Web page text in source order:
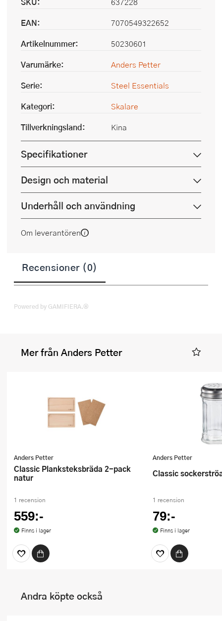
EAN:
7070549322652
Artikelnummer:
50230601
Varumärke:
Anders Petter
Serie:
Steel Essentials
Kategori:
Skalare
Tillverkningsland:
Kina
Specifikationer
Design och material
Underhåll och användning
Om leverantören
Recensioner (0)
Powered by GAMIFIERA.®
Mer från Anders Petter
Anders Petter
Classic Planksteksbräda 2-pack
natur
1 recension
559:-
Finns i lager
Anders Petter
Classic
1 recension
79:-
Finns i lager
Andra köpte också